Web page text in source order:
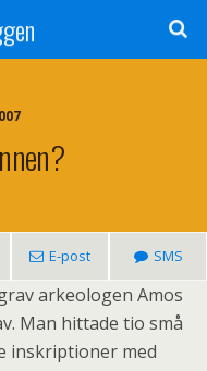
E-post SMS
arkeologen Amos
Man hittade tio små
inskriptioner med